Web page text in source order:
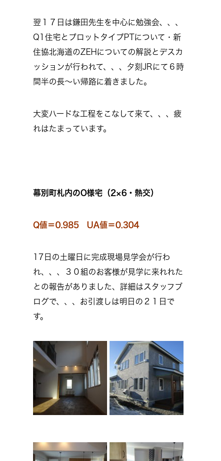
翌１７日は鎌田先生を中心に勉強会、、、
Q1住宅とプロットタイプPTについて・新
住協北海道のZEHについての解説とデスカ
ッションが行われて、、、夕刻JRにて６時
間半の長～い帰路に着きました。
大変ハードな工程をこなして来て、、、疲
れはたまっています。
幕別町札内のO様宅（2×6・熱交）
Q値＝0.985 UA値＝0.304
17日の土曜日に完成現場見学会が行わ
れ、、、３０組のお客様が見学に来れれた
との報告がありました、詳細はスタッフブ
ログで、、、お引渡しは明日の２１日で
す。